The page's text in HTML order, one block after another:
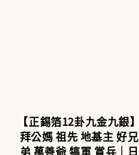
【正錫箔12卦九金九銀】
拜公媽 祖先 地基主 好兄
弟 萬善爺 犒軍 賞兵｜日